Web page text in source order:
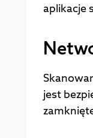
aplikacje
jest